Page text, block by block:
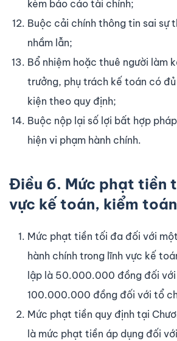
kèm báo cáo tài chính;
Buộc cải chính thông tin sai sự
nhầm lẫn;
Bổ nhiệm hoặc thuê người làm
trưởng, phụ trách kế toán có
kiện theo quy định;
Buộc nộp lại số lợi bất hợp
hiện vi phạm hành chính.
Điều 6. Mức phạt tiền
vực kế toán, kiểm
Mức phạt tiền tối đa đối với
hành chính trong lĩnh vực kế
lập là 50.000.000 đồng đối với
100.000.000 đồng đối với tổ
Mức phạt tiền quy định tại
là mức phạt tiền áp dụng đối